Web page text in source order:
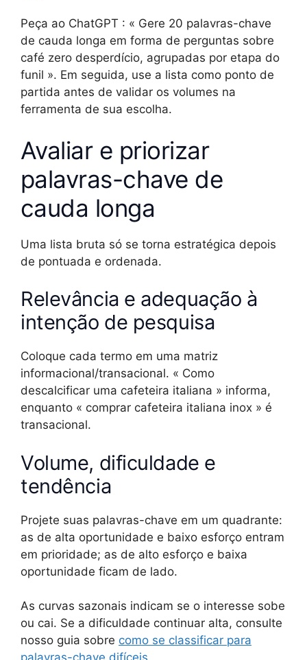
Peça ao ChatGPT : « Gere 20 palavras-chave
de cauda longa em forma de perguntas sobre
café zero desperdício, agrupadas por etapa do
funil ». Em seguida, use a lista como ponto de
partida antes de validar os volumes na
ferramenta de sua escolha.
Avaliar e priorizar
palavras-chave de
cauda longa
Uma lista bruta só se torna estratégica depois
de pontuada e ordenada.
Relevância e adequação à
intenção de pesquisa
Coloque cada termo em uma matriz
informacional/transacional. « Como
descalcificar uma cafeteira italiana » informa,
enquanto « comprar cafeteira italiana inox » é
transacional.
Volume, dificuldade e
tendência
Projete suas palavras-chave em um quadrante:
as de alta oportunidade e baixo esforço entram
em prioridade; as de alto esforço e baixa
oportunidade ficam de lado.
As curvas sazonais indicam se o interesse sobe
ou cai. Se a dificuldade continuar alta, consulte
nosso guia sobre como se classificar para